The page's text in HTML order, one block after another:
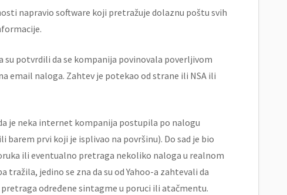
napravio software koji pretražuje dolaznu poštu svih
su potvrdili da se kompanija povinovala poverljivom
email naloga. Zahtev je potekao od strane ili NSA ili
je neka internet kompanija postupila po nalogu
barem prvi koji je isplivao na površinu). Do sad je bio
ili eventualno pretraga nekoliko naloga u realnom
jedino se zna da su od Yahoo-a zahtevali da
određene sintagme u poruci ili atačmentu.